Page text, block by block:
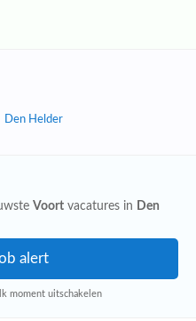
Den Helder
Voort vacatures in Den
moment uitschakelen